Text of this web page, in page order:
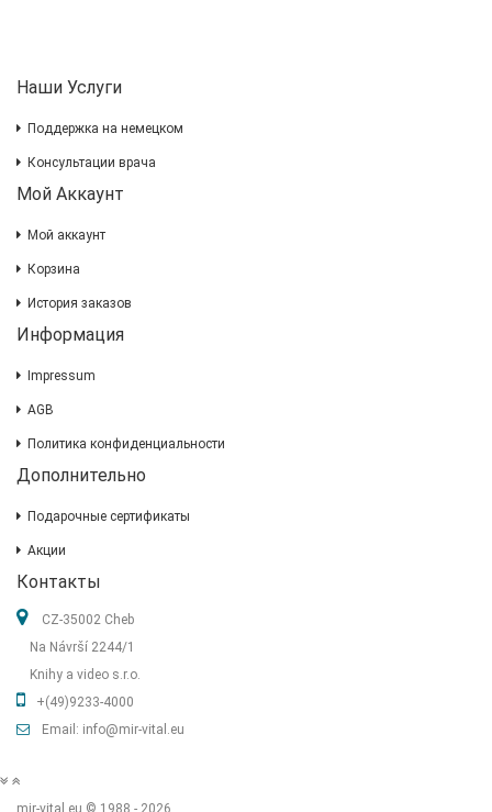
Наши Услуги
Поддержка на немецком
Консультации врача
Мой Аккаунт
Мой аккаунт
Корзина
История заказов
Информация
Impressum
AGB
Политика конфиденциальности
Дополнительно
Подарочные сертификаты
Акции
Контакты
CZ-35002 Cheb
Na Návrší 2244/1
Knihy a video s.r.o.
+(49)9233-4000
Email: info@mir-vital.eu